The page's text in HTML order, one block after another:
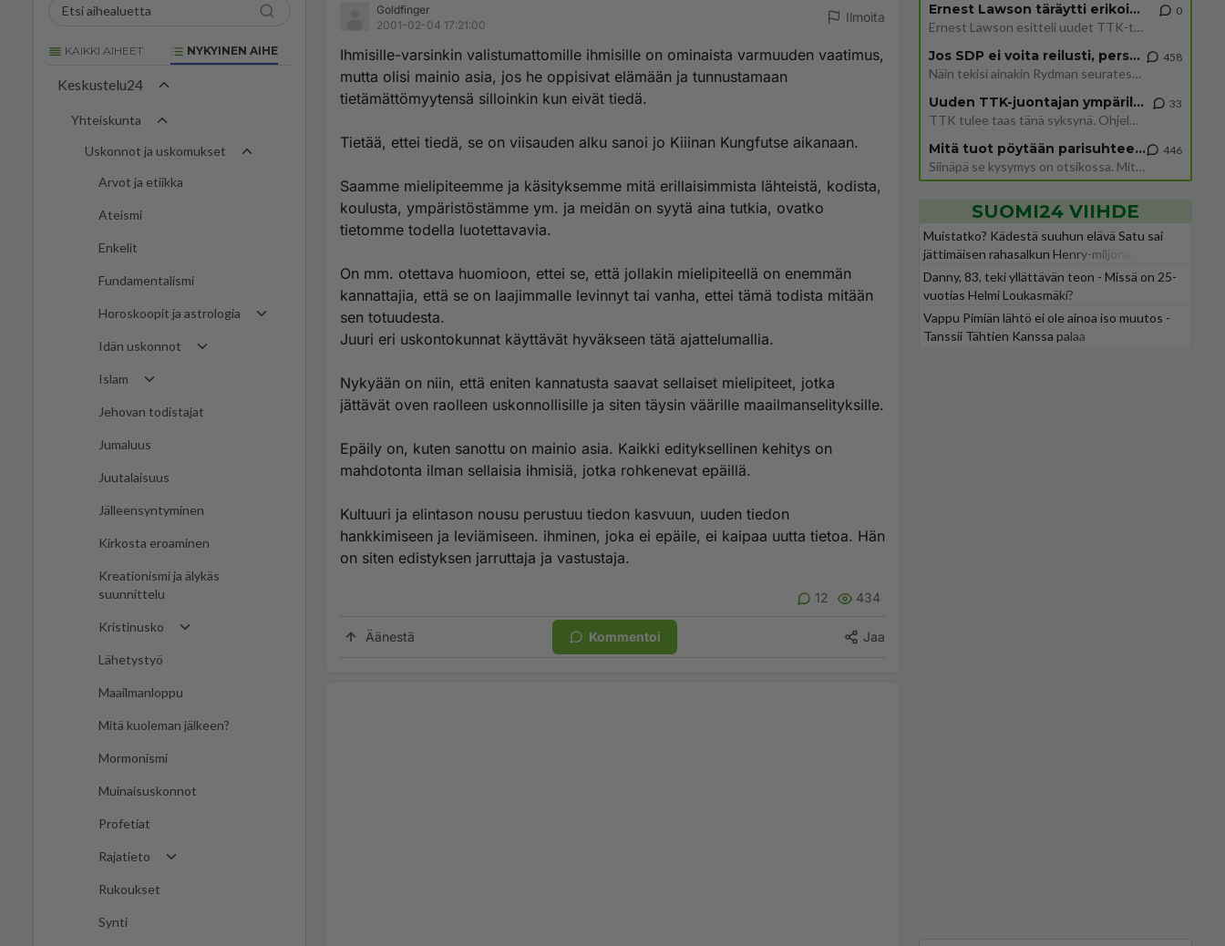
KAIKKI AIHEET NYKYINEN AIHE
Keskustelu24
Yhteiskunta
Uskonnot ja uskomukset
Arvot ja etiikka
Ateismi
Enkelit
Fundamentalismi
Horoskoopit ja astrologia
Idän uskonnot
Islam
Jehovan todistajat
Jumaluus
Juutalaisuus
Jälleensyntyminen
Kirkosta eroaminen
Kreationismi ja älykäs
suunnittelu
Kristinusko
Lähetystyö
Maailmanloppu
Mitä kuoleman jälkeen?
Mormonismi
Muinaisuskonnot
Profetiat
Rajatieto
Rukoukset
Synti
Goldfinger
2001-02-04 17:21:00
Ilmoita
Ihmisille-varsinkin valistumattomille ihmisille on ominaista varmuuden vaatimus,
mutta olisi mainio asia, jos he oppisivat elämään ja tunnustamaan
tietämättömyytensä silloinkin kun eivät tiedä.
Tietää, ettei tiedä, se on viisauden alku sanoi jo Kiiinan Kungfutse aikanaan.
Saamme mielipiteemme ja käsityksemme mitä erillaisimmista lähteistä, kodista,
koulusta, ympäristöstämme ym. ja meidän on syytä aina tutkia, ovatko
tietomme todella luotettavavia.
On mm. otettava huomioon, ettei se, että jollakin mielipiteellä on enemmän
kannattajia, että se on laajimmalle levinnyt tai vanha, ettei tämä todista mitään
sen totuudesta.
Juuri eri uskontokunnat käyttävät hyväkseen tätä ajattelumallia.
Nykyään on niin, että eniten kannatusta saavat sellaiset mielipiteet, jotka
jättävät oven raolleen uskonnollisille ja siten täysin väärille maailmanselityksille.
Epäily on, kuten sanottu on mainio asia. Kaikki edityksellinen kehitys on
mahdotonta ilman sellaisia ihmisiä, jotka rohkenevat epäillä.
Kultuuri ja elintason nousu perustuu tiedon kasvuun, uuden tiedon
hankkimiseen ja leviämiseen. ihminen, joka ei epäile, ei kaipaa uutta tietoa. Hän
on siten edistyksen jarruttaja ja vastustaja.
12 434
Äänestä Kommentoi Jaa
Ernest Lawson täräytti erikoisen heiton TTK-lehdistötilaisuudessa: " Onko tässä tarkoituksena...?"
Ernest Lawson esitteli uudet TTK-tähtioppilaat ja opettajat torstaina 6.8. lehdistölle. Tulevalla kaudella on yksi hausk
0
Jos SDP ei voita reilusti, persut kumoavat demokratian Suomesta
Näin tekisi ainakin Rydman seuratessaan idolinsa Trumpin mallia https://www.is.fi/politiikka/art-2000012187244.html
458
Uuden TTK-juontajan ympärillä epätietoisuus sakenee - Nyt MTV hämmentää soppaa
TTK tulee taas tänä syksynä. Ohjelman uudet tähtioppilaat julkistetaan torstaina 6. elokuuta klo 14 alkavassa lehdistö
33
Mitä tuot pöytään parisuhteessa?
Siinäpä se kysymys on otsikossa. Mitäpä siis tuot/toisit pöytään parisuhteessa? Oletko mies vai nainen? Koetko sen mitä
446
SUOMI24 VIIHDE
Muistatko? Kädestä suuhun elävä Satu sai
jättimäisen rahasalkun Henry-miljonääriltä
Danny, 83, teki yllättävän teon - Missä on 25-
vuotias Helmi Loukasmäki?
Vappu Pimiän lähtö ei ole ainoa iso muutos -
Tanssii Tähtien Kanssa palaa